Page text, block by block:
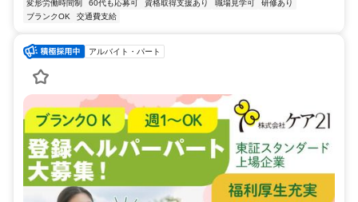
変形労働時間制 60代も応募可 資格取得支援あり 職場見学可
研修あり
ブランクOK
交通費支給
アルバイト・パート